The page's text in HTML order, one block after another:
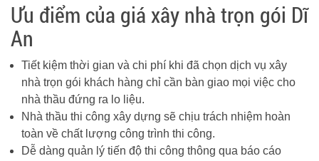
Ưu điểm của giá xây nhà trọn gói Dĩ
An
Tiết kiệm thời gian và chi phí khi đã chọn dịch vụ xây
nhà trọn gói khách hàng chỉ cần bàn giao mọi việc cho
nhà thầu đứng ra lo liệu.
Nhà thầu thi công xây dựng sẽ chịu trách nhiệm hoàn
toàn về chất lượng công trình thi công.
Dễ dàng quản lý tiến độ thi công thông qua báo cáo